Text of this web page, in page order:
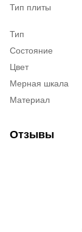
Тип плиты
Тип
Состояние
Цвет
Мерная шкала
Материал
Отзывы